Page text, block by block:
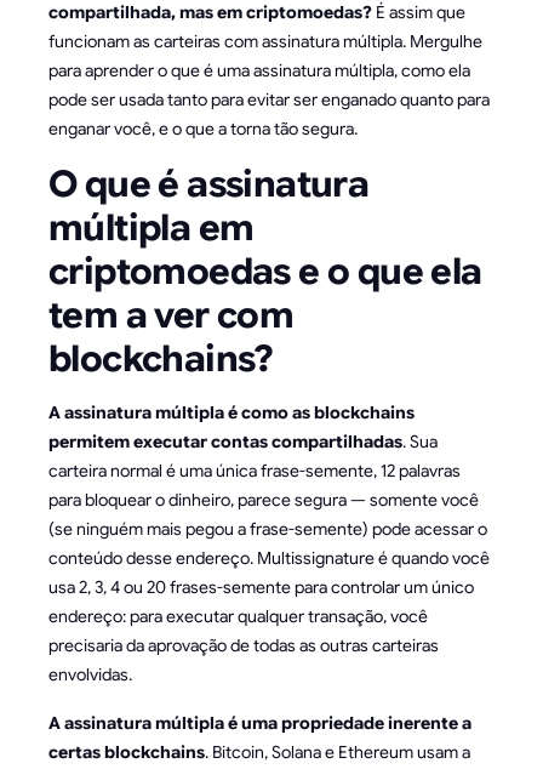
compartilhada, mas em criptomoedas? É assim que
funcionam as carteiras com assinatura múltipla. Mergulhe
para aprender o que é uma assinatura múltipla, como ela
pode ser usada tanto para evitar ser enganado quanto para
enganar você, e o que a torna tão segura.
O que é assinatura
múltipla em
criptomoedas e o que ela
tem a ver com
blockchains?
A assinatura múltipla é como as blockchains
permitem executar contas compartilhadas. Sua
carteira normal é uma única frase-semente, 12 palavras
para bloquear o dinheiro, parece segura — somente você
(se ninguém mais pegou a frase-semente) pode acessar o
conteúdo desse endereço. Multissignature é quando você
usa 2, 3, 4 ou 20 frases-semente para controlar um único
endereço: para executar qualquer transação, você
precisaria da aprovação de todas as outras carteiras
envolvidas.
A assinatura múltipla é uma propriedade inerente a
certas blockchains. Bitcoin, Solana e Ethereum usam a